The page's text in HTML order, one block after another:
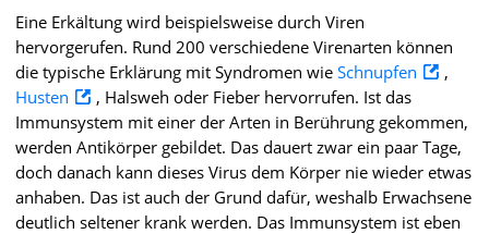
Eine Erkältung wird beispielsweise durch Viren
hervorgerufen. Rund 200 verschiedene Virenarten können
die typische Erklärung mit Syndromen wie Schnupfen
,
Husten
, Halsweh oder Fieber hervorrufen. Ist das
Immunsystem mit einer der Arten in Berührung gekommen,
werden Antikörper gebildet. Das dauert zwar ein paar Tage,
doch danach kann dieses Virus dem Körper nie wieder etwas
anhaben. Das ist auch der Grund dafür, weshalb Erwachsene
deutlich seltener krank werden. Das Immunsystem ist eben